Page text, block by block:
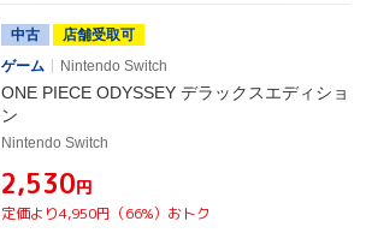
中古
店舗受取可
ゲーム
Nintendo Switch
ONE PIECE ODYSSEY デラックスエディショ
ン
Nintendo Switch
¥2,530円
定価より4,950円（66%）おトク